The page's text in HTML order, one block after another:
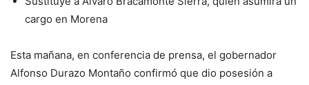
cargo en Morena
Esta mañana, en conferencia de prensa, el gobernador
Alfonso Durazo Montaño confirmó que dio posesión a